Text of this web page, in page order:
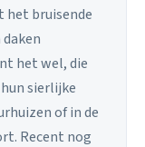
het bruisende
het wel, die
sierlijke
of in de
Recent nog